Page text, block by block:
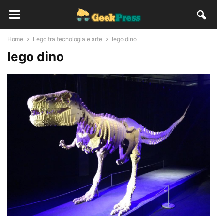
Home Lego tra tecnologia e arte lego dino
lego dino